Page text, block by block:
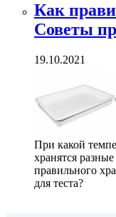
Как
Советы
19.10.2021
При какой
хранятся
правильного
для теста?